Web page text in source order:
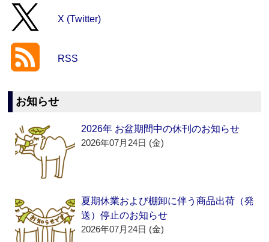
X (Twitter)
RSS
お知らせ
2026年 お盆期間中の休刊のお知らせ
2026年07月24日 (金)
夏期休業および棚卸に伴う商品出荷（発
送）停止のお知らせ
2026年07月24日 (金)